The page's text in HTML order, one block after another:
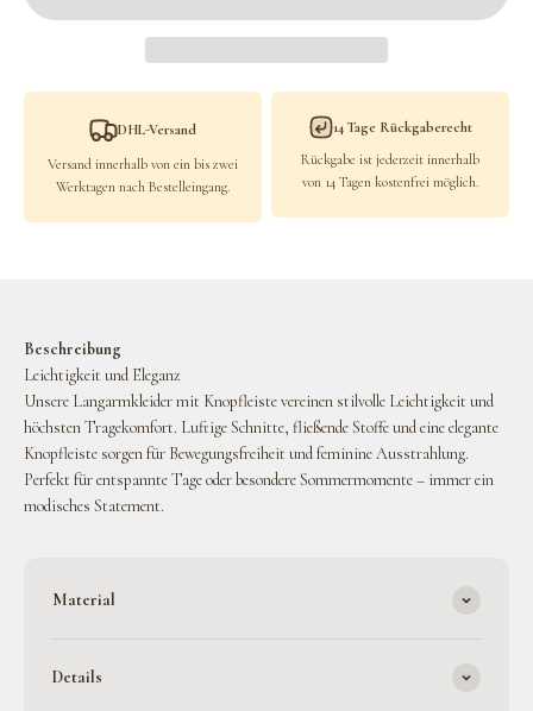
DHL-Versand
Versand innerhalb von ein bis zwei
Werktagen nach Bestelleingang.
14 Tage Rückgaberecht
Rückgabe ist jederzeit innerhalb
von 14 Tagen kostenfrei möglich.
Beschreibung
Leichtigkeit und Eleganz
Unsere Langarmkleider mit Knopfleiste vereinen stilvolle Leichtigkeit und
höchsten Tragekomfort. Luftige Schnitte, fließende Stoffe und eine elegante
Knopfleiste sorgen für Bewegungsfreiheit und feminine Ausstrahlung.
Perfekt für entspannte Tage oder besondere Sommermomente – immer ein
modisches Statement.
Material
Details